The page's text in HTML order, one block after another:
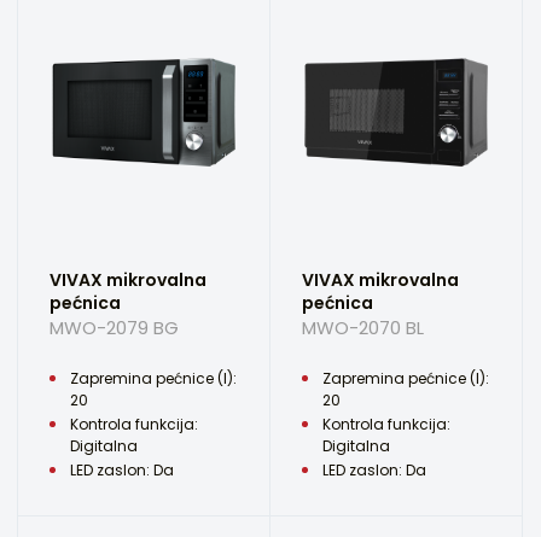
VIVAX mikrovalna
pećnica
MWO-2079 BG
Zapremina pećnice (l):
20
Kontrola funkcija:
Digitalna
LED zaslon: Da
VIVAX mikrovalna
pećnica
MWO-2070 BL
Zapremina pećnice (l):
20
Kontrola funkcija:
Digitalna
LED zaslon: Da